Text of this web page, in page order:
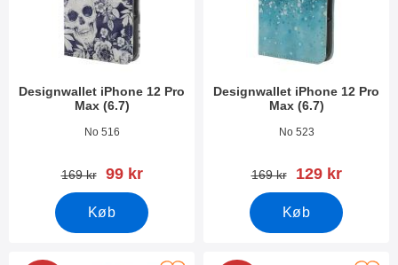
Designwallet iPhone 12 Pro
Max (6.7)
Varenr 38017No 516
pris
169 kr pris
99 kr
Køb
Designwallet iPhone 12 Pro
Max (6.7)
Varenr 38012No 523
pris
169 kr pris
129 kr
Køb